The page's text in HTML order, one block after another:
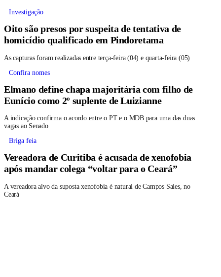
Investigação
Oito são presos por suspeita de tentativa de
homicídio qualificado em Pindoretama
As capturas foram realizadas entre terça-feira (04) e quarta-feira (05)
Confira nomes
Elmano define chapa majoritária com filho de
Eunício como 2º suplente de Luizianne
A indicação confirma o acordo entre o PT e o MDB para uma das duas
vagas ao Senado
Briga feia
Vereadora de Curitiba é acusada de xenofobia
após mandar colega “voltar para o Ceará”
A vereadora alvo da suposta xenofobia é natural de Campos Sales, no
Ceará